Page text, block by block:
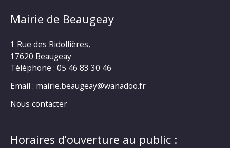
Mairie de Beaugeay
1 Rue des Ridollières,
17620 Beaugeay
Téléphone : 05 46 83 30 46
Email : mairie.beaugeay@wanadoo.fr
Nous contacter
Horaires d’ouverture au public :